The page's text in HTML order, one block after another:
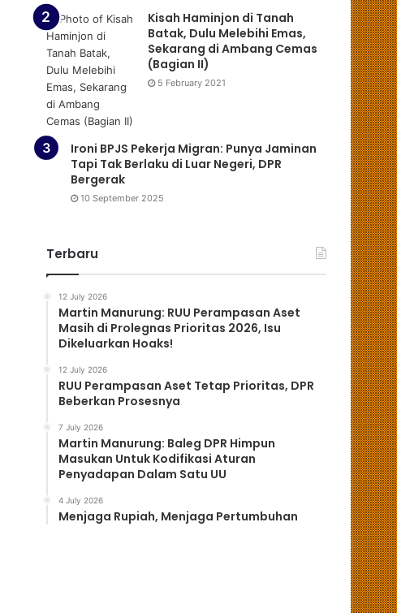
Kisah Haminjon di Tanah
Batak, Dulu Melebihi Emas,
Sekarang di Ambang Cemas
(Bagian II)
5 February 2021
Ironi BPJS Pekerja Migran: Punya Jaminan
Tapi Tak Berlaku di Luar Negeri, DPR
Bergerak
10 September 2025
Terbaru
12 July 2026
Martin Manurung: RUU Perampasan Aset
Masih di Prolegnas Prioritas 2026, Isu
Dikeluarkan Hoaks!
12 July 2026
RUU Perampasan Aset Tetap Prioritas, DPR
Beberkan Prosesnya
7 July 2026
Martin Manurung: Baleg DPR Himpun
Masukan Untuk Kodifikasi Aturan
Penyadapan Dalam Satu UU
4 July 2026
Menjaga Rupiah, Menjaga Pertumbuhan